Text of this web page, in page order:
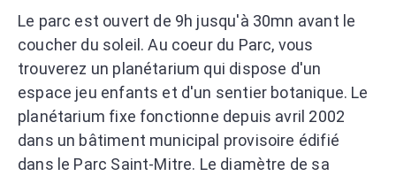
Le parc est ouvert de 9h jusqu'à 30mn avant le
coucher du soleil. Au coeur du Parc, vous
trouverez un planétarium qui dispose d'un
espace jeu enfants et d'un sentier botanique. Le
planétarium fixe fonctionne depuis avril 2002
dans un bâtiment municipal provisoire édifié
dans le Parc Saint-Mitre. Le diamètre de sa